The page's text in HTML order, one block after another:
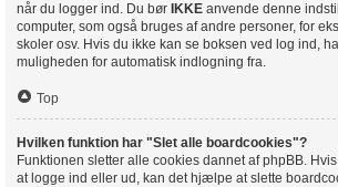
når du logger ind. Du bør IKKE anvende denne
computer, som også bruges af andre personer, for
skoler osv. Hvis du ikke kan se boksen ved log ind,
muligheden for automatisk indlogning fra.
Top
Hvilken funktion har "Slet alle boardcookies"?
Funktionen sletter alle cookies dannet af phpBB.
at logge ind eller ud, kan det hjælpe at slette